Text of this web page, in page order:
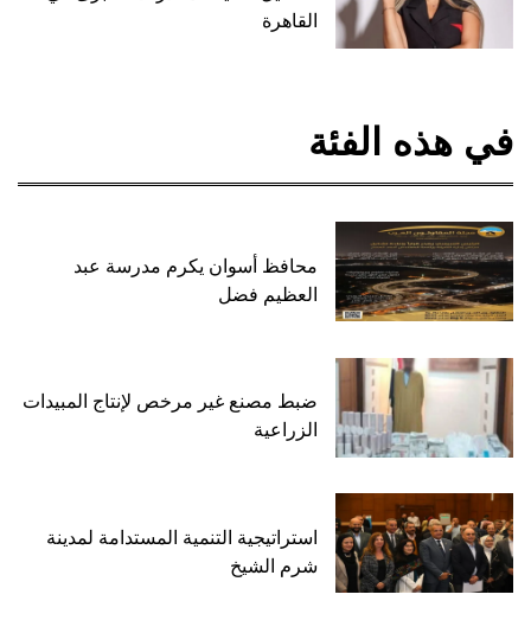
القاهرة
في هذه الفئة
محافظ أسوان يكرم مدرسة عبد
العظيم فضل
ضبط مصنع غير مرخص لإنتاج المبيدات
الزراعية
استراتيجية التنمية المستدامة لمدينة
شرم الشيخ